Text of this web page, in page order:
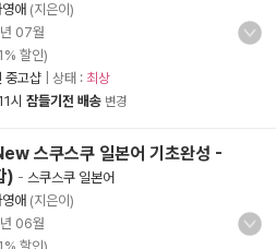
애 (지은이)
07월
할인)
중고샵 | 상태 : 최상
시 잠들기전 배송 변경
스쿠스쿠 일본어 기초완성 -
) - 스쿠스쿠 일본어
애 (지은이)
06월